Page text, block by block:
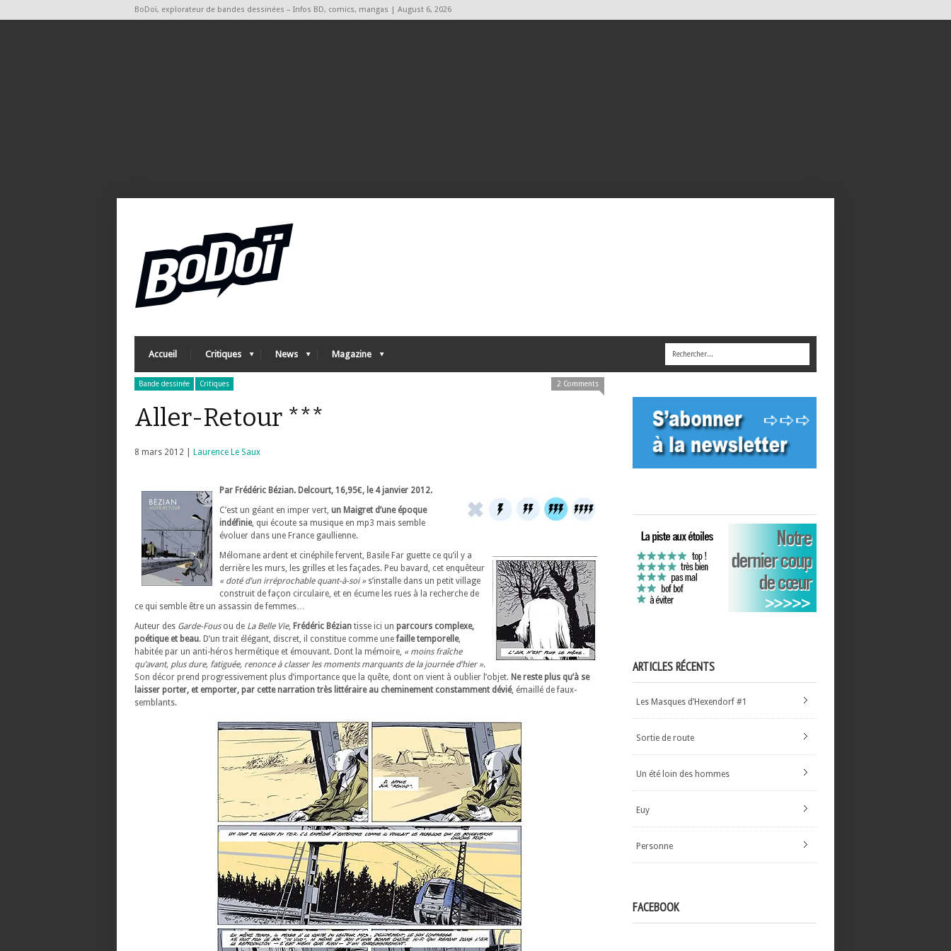
BoDoï, explorateur de bandes dessinées – Infos BD, comics, mangas | August 6, 2026
Accueil Critiques News Magazine
Bande dessinée Critiques 2 Comments
Aller-Retour ***
8 mars 2012 | Laurence Le Saux
Par Frédéric Bézian. Delcourt, 16,95€, le 4 janvier 2012.
C’est un géant en imper vert, un Maigret d’une époque
indéfinie, qui écoute sa musique en mp3 mais semble
évoluer dans une France gaullienne.
Mélomane ardent et cinéphile fervent, Basile Far guette ce qu’il y a
derrière les murs, les grilles et les façades. Peu bavard, cet enquêteur
« doté d’un irréprochable quant-à-soi » s’installe dans un petit village
construit de façon circulaire, et en écume les rues à la recherche de
ce qui semble être un assassin de femmes…
Auteur des Garde-Fousou de La Belle Vie, Frédéric Bézian tisse ici un parcours complexe,
poétique et beau. D’un trait élégant, discret, il constitue comme unefaille temporelle,
habitée par un anti-héros hermétique et émouvant. Dont la mémoire, « moins fraîche
qu’avant, plus dure, fatiguée, renonce à classer les moments marquants de la journée d’hier ».
Son décor prend progressivement plus d’importance que la quête, dont on vient à oublier l’objet. Ne reste plus qu’à se
laisser porter, et emporter, par cette narration très littéraire au cheminement constamment dévié, émaillé de faux-
semblants.
ARTICLES RÉCENTS
Les Masques d’Hexendorf #1
Sortie de route
Un été loin des hommes
Euy
Personne
FACEBOOK